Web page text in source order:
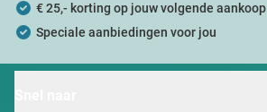
€ 25,- korting op jouw volgende aankoop
Speciale aanbiedingen voor jou